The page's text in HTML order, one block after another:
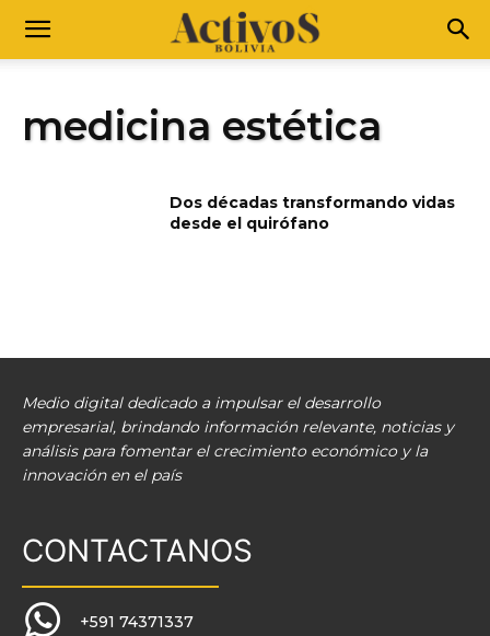
medicina estética
Dos décadas transformando vidas
desde el quirófano
Medio digital dedicado a impulsar el desarrollo
empresarial, brindando información relevante, noticias y
análisis para fomentar el crecimiento económico y la
innovación en el país
CONTACTANOS
+591 74371337